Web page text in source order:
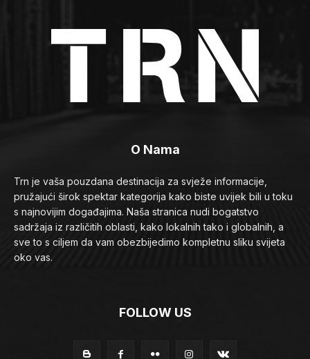
O Nama
Trn je vaša pouzdana destinacija za svježe informacije,
pružajući širok spektar kategorija kako biste uvijek bili u toku
s najnovijim događajima. Naša stranica nudi bogatstvo
sadržaja iz različitih oblasti, kako lokalnih tako i globalnih, a
sve to s ciljem da vam obezbijedimo kompletnu sliku svijeta
oko vas.
FOLLOW US